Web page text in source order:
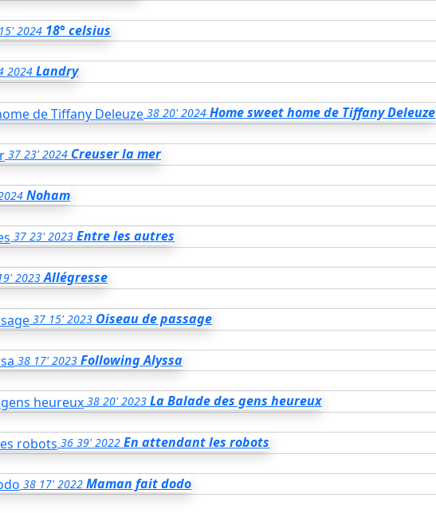
15' 2024 18° celsius
2024 Landry
38 20' 2024 Home sweet home de Tiffany Deleuze
37 23' 2024 Creuser la mer
Noham
37 23' 2023 Entre les autres
2023 Allégresse
37 15' 2023 Oiseau de passage
38 17' 2023 Following Alyssa
38 20' 2023 La Balade des gens heureux
36 39' 2022 En attendant les robots
38 17' 2022 Maman fait dodo